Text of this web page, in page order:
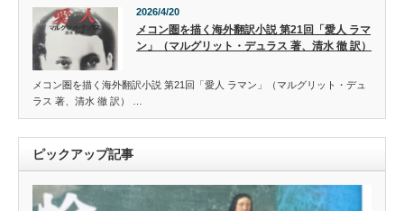
2026/4/20
メコン圏を描く海外翻訳小説 第21回「愛人 ラマ
ン」（マルグリット・デュラス 著、清水 徹 訳）
メコン圏を描く海外翻訳小説 第21回「愛人 ラマン」（マルグリット・デュ
ラス 著、清水 徹 訳） …
ピックアップ記事